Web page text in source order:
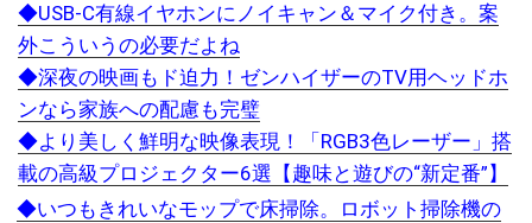
◆USB-C有線イヤホンにノイキャン＆マイク付き。案
外こういうの必要だよね
◆深夜の映画もド迫力！ゼンハイザーのTV用ヘッドホ
ンなら家族への配慮も完璧
◆より美しく鮮明な映像表現！「RGB3色レーザー」搭
載の高級プロジェクター6選【趣味と遊びの“新定番”】
◆いつもきれいなモップで床掃除。ロボット掃除機の